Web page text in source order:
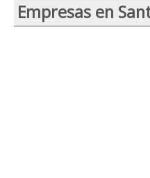
Empresas en